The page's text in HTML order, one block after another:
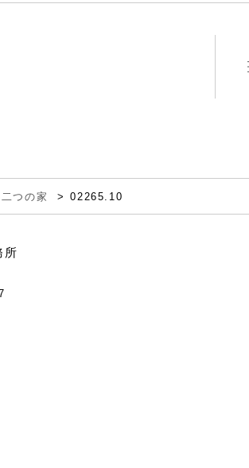
つの家 02265.10
所